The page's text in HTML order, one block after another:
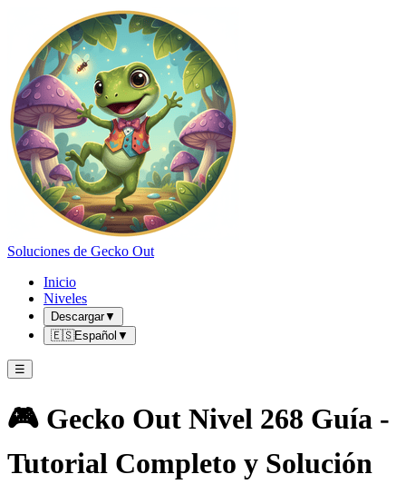
Soluciones de Gecko Out
Inicio
Niveles
Descargar▼
🇪🇸Español ▼
☰
🎮 Gecko Out Nivel 268 Guía -
Tutorial Completo y Solución